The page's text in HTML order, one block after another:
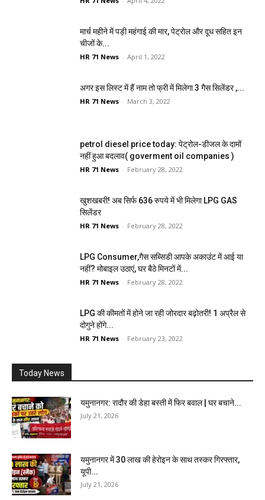
मार्च महीने में पड़ी महंगाई की मार, पेट्रोल और दूध सहित इन
चीजों के...
HR 71 News - April 1, 2022
अगर इस लिस्ट में हैं नाम तो फ्री में मिलेगा 3 गैस सिलेंडर ,...
HR 71 News - March 3, 2022
petrol diesel price today: पेट्रोल-डीजल के दामों
नहीं हुआ बदलाव( goverment oil companies )
HR 71 News - February 28, 2022
खुशखबरी! अब सिर्फ 636 रुपये में भी मिलेगा LPG GAS
सिलेंडर
HR 71 News - February 28, 2022
LPG Consumer,गैस सब्सिडी आपके अकाउंट में आई या
नहीं? मोबाइल उठाएं, घर बैठे मिनटों में...
HR 71 News - February 28, 2022
LPG की कीमतों में होने जा रही जोरदार बढ़ोतरी! 1 अप्रैल से
दोगुने होंगे...
HR 71 News - February 23, 2022
Today News
यमुनानगर: रादौर की डेहा बस्ती में फिर बवाल | घर बचाने...
July 21, 2026
यमुनानगर में 30 लाख की हेरोइन के साथ तस्कर गिरफ्तार,
यूपी...
July 21, 2026